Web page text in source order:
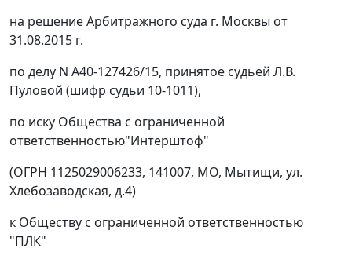
на решениеАрбитражного суда г. Москвы от
31.08.2015 г.
по делу N А40-127426/15, принятое судьей Л.В.
Пуловой (шифр судьи 10-1011),
по иску Общества с ограниченной
ответственностью"Интерштоф"
(ОГРН 1125029006233, 141007, МО, Мытищи, ул.
Хлебозаводская, д.4)
к Обществу с ограниченной ответственностью
"ПЛК"